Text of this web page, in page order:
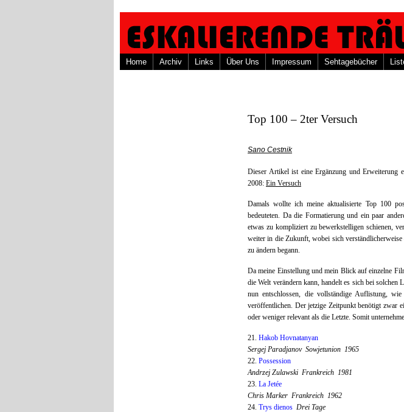
Home Archiv Links Über Uns Impressum Sehtagebücher
Top 100 – 2ter Versuch
Sano Cestnik
Dieser Artikel ist eine Ergänzung und Erweiterung
2008: Ein Versuch
Damals wollte ich meine aktualisierte Top 100
bedeuteten. Da die Formatierung und ein paar
etwas zu kompliziert zu bewerkstelligen schienen,
weiter in die Zukunft, wobei sich
zu ändern begann.
Da meine Einstellung und mein Blick auf einzelne
die Welt verändern kann, handelt es sich bei
nun entschlossen, die vollständige Auflistung,
veröffentlichen. Der jetzige Zeitpunkt benötigt zwar
oder weniger relevant als die Letzte. Somit
21. Hakob Hovnatanyan
Sergej Paradjanov Sowjetunion 1965
22. Possession
Andrzej Zulawski Frankreich 1981
23. La Jetée
Chris Marker Frankreich 1962
24. Trys dienos Drei Tage